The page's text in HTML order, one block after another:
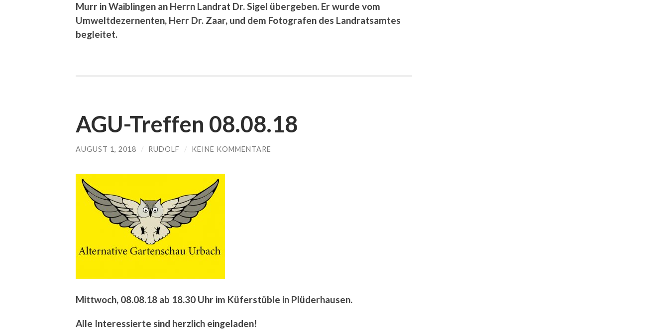
Murr in Waiblingen an Herrn Landrat Dr. Sigel übergeben. Er wurde vom
Umweltdezernenten, Herr Dr. Zaar, und dem Fotografen des Landratsamtes
begleitet.
AGU-Treffen 08.08.18
AUGUST 1, 2018 / RUDOLF / KEINE KOMMENTARE
Mittwoch, 08.08.18 ab 18.30 Uhr im Küferstüble in Plüderhausen.
Alle Interessierte sind herzlich eingeladen!